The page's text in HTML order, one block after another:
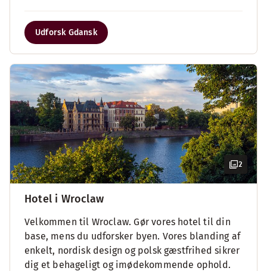
Udforsk Gdansk
2
Hotel i Wroclaw
Velkommen til Wroclaw. Gør vores hotel til din
base, mens du udforsker byen. Vores blanding af
enkelt, nordisk design og polsk gæstfrihed sikrer
dig et behageligt og imødekommende ophold.